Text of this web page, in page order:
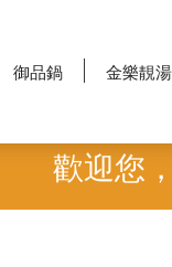
御品鍋 金樂靚
歡迎您